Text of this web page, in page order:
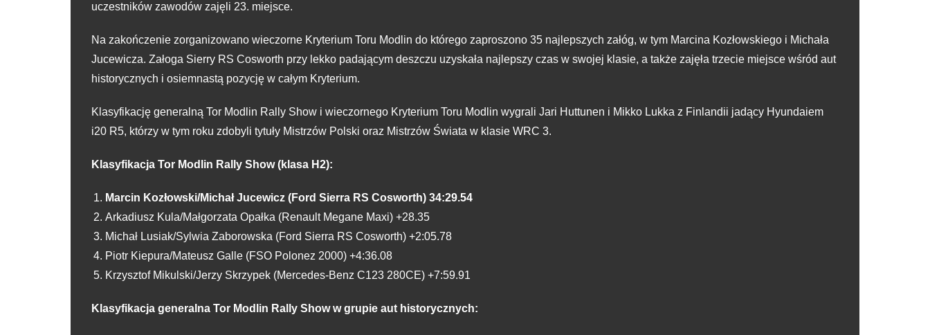
uczestników zawodów zajęli 23. miejsce.
Na zakończenie zorganizowano wieczorne Kryterium Toru Modlin do którego zaproszono 35 najlepszych załóg, w tym Marcina Kozłowskiego i Michała
Jucewicza. Załoga Sierry RS Cosworth przy lekko padającym deszczu uzyskała najlepszy czas w swojej klasie, a także zajęła trzecie miejsce wśród aut
historycznych i osiemnastą pozycję w całym Kryterium.
Klasyfikację generalną Tor Modlin Rally Show i wieczornego Kryterium Toru Modlin wygrali Jari Huttunen i Mikko Lukka z Finlandii jadący Hyundaiem
i20 R5, którzy w tym roku zdobyli tytuły Mistrzów Polski oraz Mistrzów Świata w klasie WRC 3.
Klasyfikacja Tor Modlin Rally Show (klasa H2):
Marcin Kozłowski/Michał Jucewicz (Ford Sierra RS Cosworth) 34:29.54
Arkadiusz Kula/Małgorzata Opałka (Renault Megane Maxi) +28.35
Michał Lusiak/Sylwia Zaborowska (Ford Sierra RS Cosworth) +2:05.78
Piotr Kiepura/Mateusz Galle (FSO Polonez 2000) +4:36.08
Krzysztof Mikulski/Jerzy Skrzypek (Mercedes-Benz C123 280CE) +7:59.91
Klasyfikacja generalna Tor Modlin Rally Show w grupie aut historycznych: